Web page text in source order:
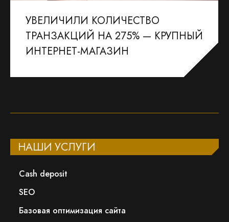
УВЕЛИЧИЛИ КОЛИЧЕСТВО
ТРАНЗАКЦИЙ НА 275% — КРУПНЫЙ
ИНТЕРНЕТ-МАГАЗИН
НАШИ УСЛУГИ
Сash deposit
SEO
Базовая оптимизация сайта